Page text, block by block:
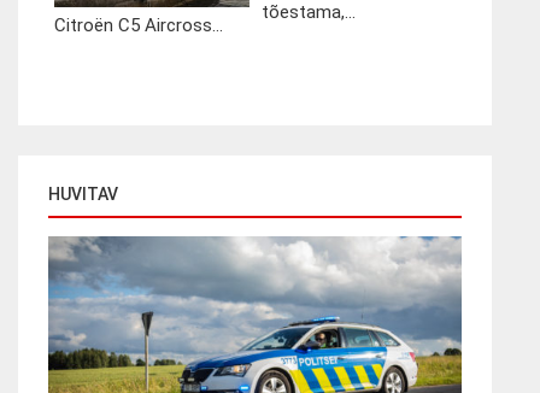
Citroën C5 Aircross...
tõestama,...
HUVITAV